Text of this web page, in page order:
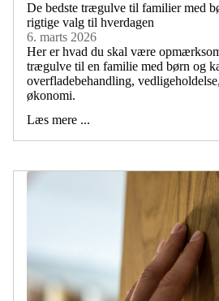
De bedste trægulve til familier med
rigtige valg til hverdagen
6. marts 2026
Her er hvad du skal være
trægulve til en familie med børn og
overfladebehandling,
økonomi.
Læs mere ...